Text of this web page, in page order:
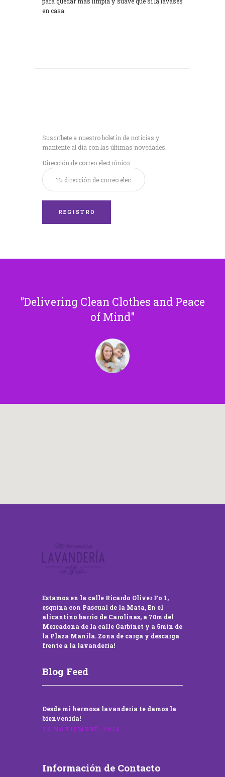
en casa.
Suscríbete a nuestro boletín de noticias y
mantente al día con las últimas novedades.
Dirección de correo electrónico:
Delivering Clean Clothes and Peace
of Mind
Estamos en la calle Ricardo Oliver Fo 1,
esquina con Pascual de la Mata, En el
alicantino barrio de Carolinas, a 70m del
Mercadona de la calle Garbinet y a 5min de
la Plaza Manila. Zona de carga y descarga
frente a la lavandería!
Blog Feed
Desde mi hermosa lavandería te damos la
bienvenida!
22 NOVIEMBRE, 2016
Información de Contacto